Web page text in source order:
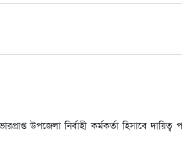
উপজেলা নির্বাহী কর্মকর্তা হিসাবে দায়িত্ব